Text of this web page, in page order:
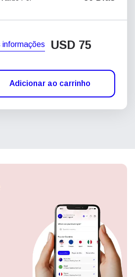
informações USD 75
Adicionar ao carrinho